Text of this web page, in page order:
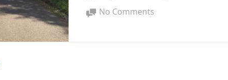
on
No Commentson